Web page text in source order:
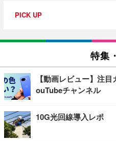
PICK UP
特集
【動画レビュー】注
ouTubeチャンネル
10G光回線導入レポ